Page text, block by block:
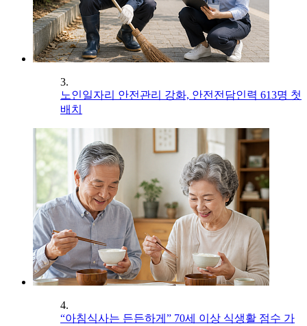
3.
노인일자리 안전관리 강화, 안전전담인력 613명 첫
배치
4.
“아침식사는 든든하게” 70세 이상 식생활 점수 가